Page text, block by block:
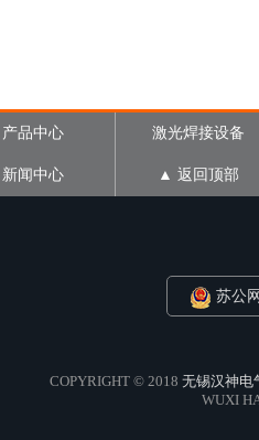
产品中心 激光焊接设备
新闻中心 ▲ 返回顶部
苏公
COPYRIGHT © 2018 无锡汉神电
WUXI